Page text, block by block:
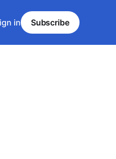
in Subscribe